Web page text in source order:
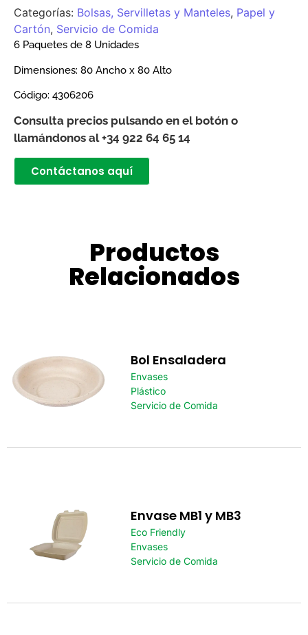
Categorías: Bolsas, Servilletas y Manteles, Papel y
Cartón, Servicio de Comida
6 Paquetes de 8 Unidades
Dimensiones: 80 Ancho x 80 Alto
Código: 4306206
Consulta precios pulsando en el botón o
llamándonos al +34 922 64 65 14
Contáctanos aquí
Productos
Relacionados
Bol Ensaladera
Envases
Plástico
Servicio de Comida
Envase MB1 y MB3
Eco Friendly
Envases
Servicio de Comida